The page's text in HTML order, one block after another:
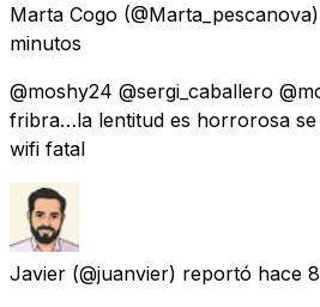
Marta Cogo
minutos
@moshy24 @sergi_caballero
fribra…la lentitud es horrorosa
wifi fatal
Javier (@juanvier) reportó hace